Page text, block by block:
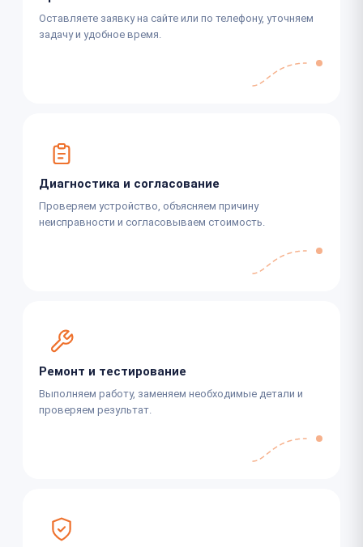
Оставляете заявку на сайте или по телефону, уточняем
задачу и удобное время.
Диагностика и согласование
Проверяем устройство, объясняем причину
неисправности и согласовываем стоимость.
Ремонт и тестирование
Выполняем работу, заменяем необходимые детали и
проверяем результат.